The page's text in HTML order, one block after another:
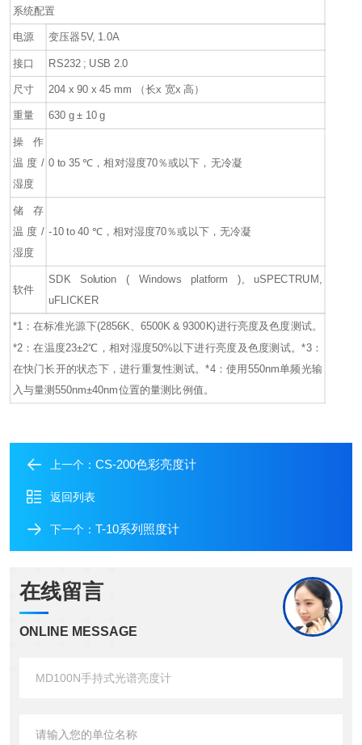
系统配置
电源 变压器5V, 1.0A
接口 RS232 ; USB 2.0
尺寸 204 x 90 x 45 mm （长x 宽x 高）
重量 630 g ± 10 g
操作
温度/
湿度
0 to 35 ℃，相对湿度70％或以下，无冷凝
储存
温度/
湿度
-10 to 40 ℃，相对湿度70％或以下，无冷凝
软件
SDK Solution ( Windows platform ), uSPECTRUM,
uFLICKER
*1：在标准光源下(2856K、6500K & 9300K)进行亮度及色度测试。
*2：在温度23±2℃，相对湿度50%以下进行亮度及色度测试。*3：
在快门长开的状态下，进行重复性测试。*4：使用550nm单频光输
入与量测550nm±40nm位置的量测比例值。
上一个： CS-200色彩亮度计
返回列表
下一个： T-10系列照度计
在线留言
ONLINE MESSAGE